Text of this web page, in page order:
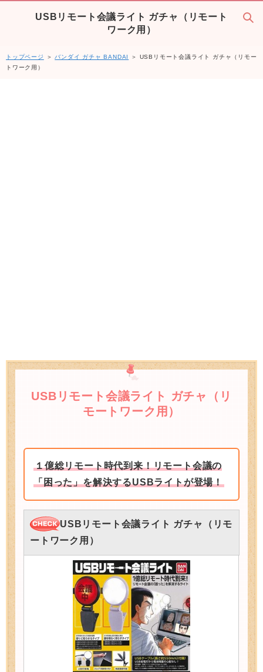
USBリモート会議ライト ガチャ（リモート
ワーク用）
トップページ ＞ バンダイ ガチャ BANDAI
＞ USBリモート会議ライト ガチャ（リモー
トワーク用）
USBリモート会議ライト ガチャ（リ
モートワーク用）
１億総リモート時代到来！リモート会議の
「困った」を解決するUSBライトが登場！
USBリモート会議ライト ガチャ（リモ
ートワーク用）